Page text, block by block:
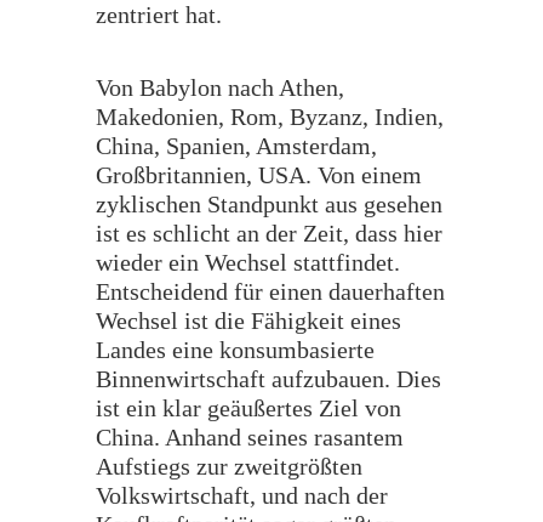
zentriert hat.
Von Babylon nach Athen,
Makedonien, Rom, Byzanz, Indien,
China, Spanien, Amsterdam,
Großbritannien, USA. Von einem
zyklischen Standpunkt aus gesehen
ist es schlicht an der Zeit, dass hier
wieder ein Wechsel stattfindet.
Entscheidend für einen dauerhaften
Wechsel ist die Fähigkeit eines
Landes eine konsumbasierte
Binnenwirtschaft aufzubauen. Dies
ist ein klar geäußertes Ziel von
China. Anhand seines rasantem
Aufstiegs zur zweitgrößten
Volkswirtschaft, und nach der